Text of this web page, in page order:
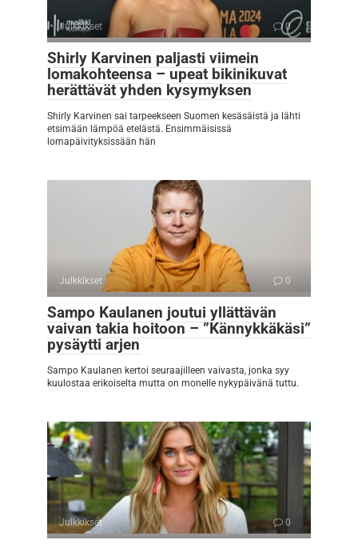
Julkkikset 0
Shirly Karvinen paljasti viimein
lomakohteensa – upeat bikinikuvat
herättävät yhden kysymyksen
Shirly Karvinen sai tarpeekseen Suomen kesäsäistä ja lähti
etsimään lämpöä etelästä. Ensimmäisissä
lomapäivityksissään hän
Julkkikset 0
Sampo Kaulanen joutui yllättävän
vaivan takia hoitoon – ”Kännykkäkäsi”
pysäytti arjen
Sampo Kaulanen kertoi seuraajilleen vaivasta, jonka syy
kuulostaa erikoiselta mutta on monelle nykypäivänä tuttu.
Julkkikset 0